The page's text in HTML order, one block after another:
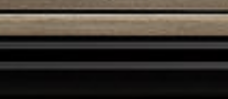
Austroflamm 97×45 S
5480,00€